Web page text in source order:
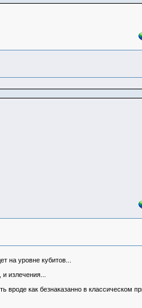
на уровне кубитов...
излечения...
вроде как безнаказанно в классическом